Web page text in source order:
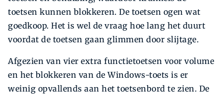
toetsen kunnen blokkeren. De toetsen ogen wat
goedkoop. Het is wel de vraag hoe lang het duurt
voordat de toetsen gaan glimmen door slijtage.
Afgezien van vier extra functietoetsen voor volume
en het blokkeren van de Windows-toets is er
weinig opvallends aan het toetsenbord te zien. De